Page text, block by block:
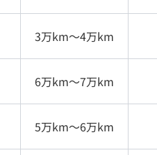
3万km〜4万km
6万km〜7万km
5万km〜6万km